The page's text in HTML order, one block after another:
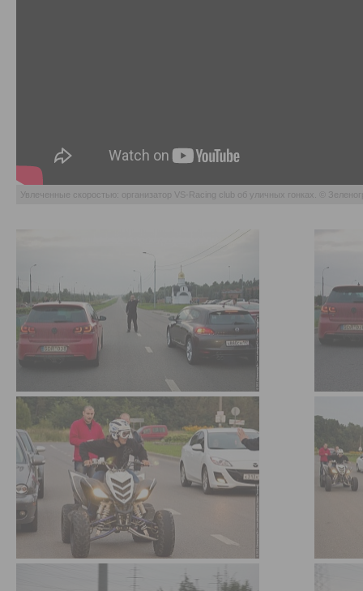
Увлеченные скоростью: организатор VS-Racing club об уличных гонках. ©